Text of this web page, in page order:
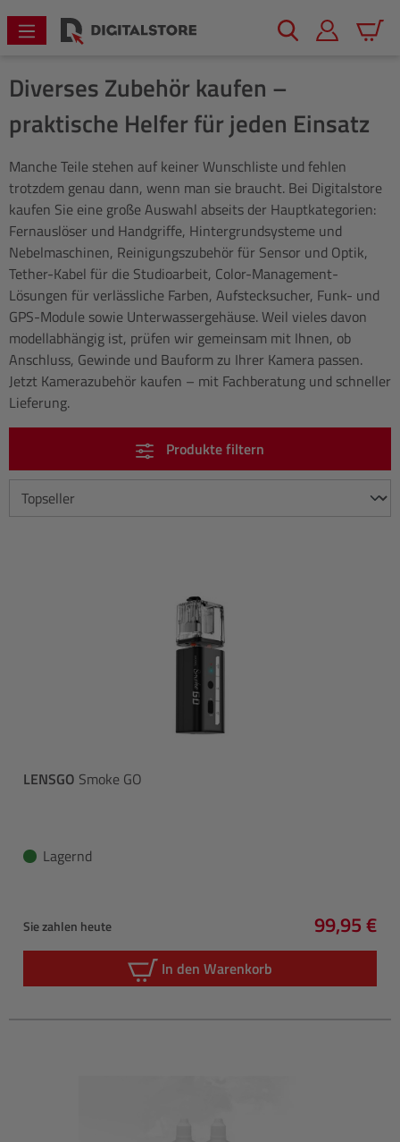
springen
Diverses Zubehör kaufen –
praktische Helfer für jeden Einsatz
Manche Teile stehen auf keiner Wunschliste und fehlen
trotzdem genau dann, wenn man sie braucht. Bei Digitalstore
kaufen Sie eine große Auswahl abseits der Hauptkategorien:
Fernauslöser und Handgriffe, Hintergrundsysteme und
Nebelmaschinen, Reinigungszubehör für Sensor und Optik,
Tether-Kabel für die Studioarbeit, Color-Management-
Lösungen für verlässliche Farben, Aufstecksucher, Funk- und
GPS-Module sowie Unterwassergehäuse. Weil vieles davon
modellabhängig ist, prüfen wir gemeinsam mit Ihnen, ob
Anschluss, Gewinde und Bauform zu Ihrer Kamera passen.
Jetzt Kamerazubehör kaufen – mit Fachberatung und schneller
Lieferung.
Produkte filtern
LENSGO Smoke GO
Lagernd
Sie zahlen heute 99,95 €
In den Warenkorb